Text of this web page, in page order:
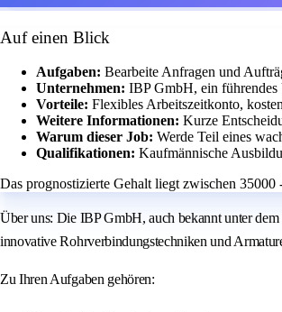
Auf einen Blick
Aufgaben: Bearbeite Anfragen und
Unternehmen: IBP GmbH, ein
Vorteile: Flexibles Arbeitszeitkonto,
Weitere Informationen: Kurze
Warum dieser Job: Werde Teil eines
Qualifikationen: Kaufmännische
Das prognostizierte Gehalt liegt zwischen 35000
Über uns: Die IBP GmbH, auch bekannt unter
innovative Rohrverbindungstechniken und
Zu Ihren Aufgaben gehören: